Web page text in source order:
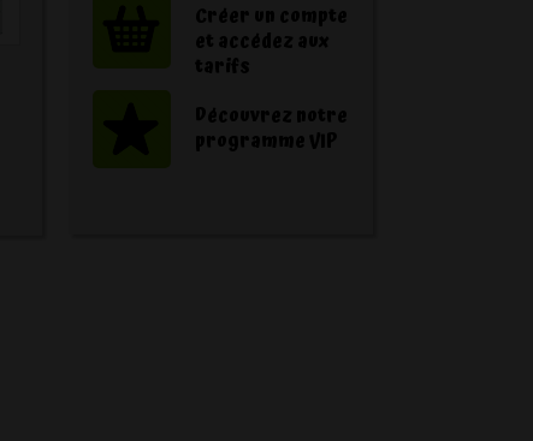
Créer un compte
et accédez aux
tarifs
Découvrez notre
programme VIP